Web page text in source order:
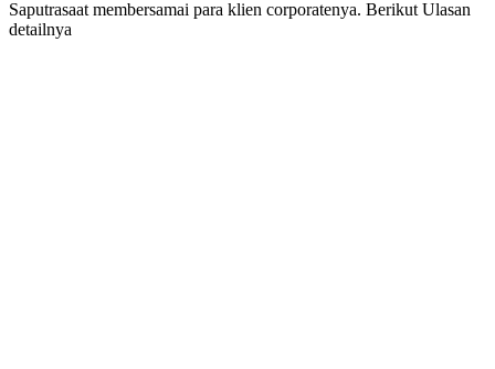
Saputrasaat membersamai para klien corporatenya. Berikut Ulasan
detailnya